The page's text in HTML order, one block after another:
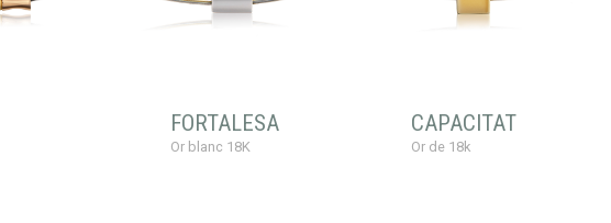
FORTALESA
Or blanc 18K
CAPACITAT
Or de 18k